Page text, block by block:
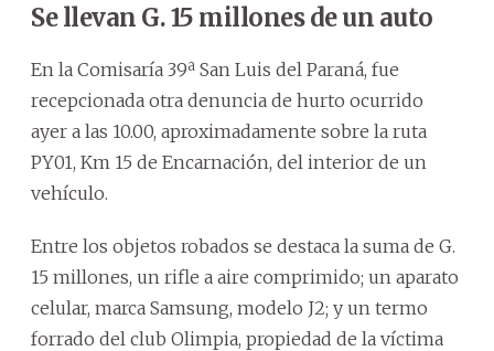
Se llevan G. 15 millones de un auto
En la Comisaría 39ª San Luis del Paraná, fue
recepcionada otra denuncia de hurto ocurrido
ayer a las 10.00, aproximadamente sobre la ruta
PY01, Km 15 de Encarnación, del interior de un
vehículo.
Entre los objetos robados se destaca la suma de G.
15 millones, un rifle a aire comprimido; un aparato
celular, marca Samsung, modelo J2; y un termo
forrado del club Olimpia, propiedad de la víctima